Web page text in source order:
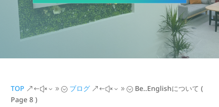
TOP &#x39; ブログ &#x39; Be..Englishについて (
Page 8 )